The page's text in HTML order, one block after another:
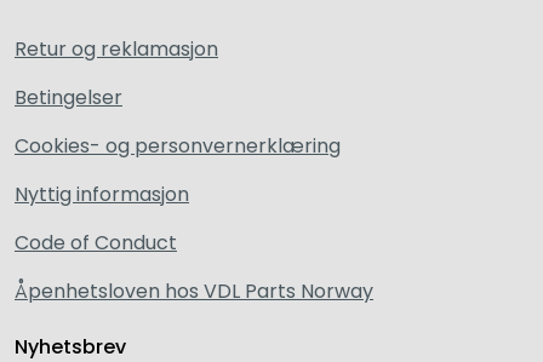
Retur og reklamasjon
Betingelser
Cookies- og personvernerklæring
Nyttig informasjon
Code of Conduct
Åpenhetsloven hos VDL Parts Norway
Nyhetsbrev